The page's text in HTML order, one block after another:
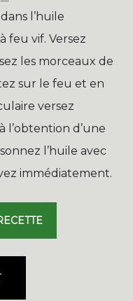
l’huile
feu vif. Versez
les morceaux de
sur le feu et en
versez
l’obtention d’une
l’huile avec
immédiatement.